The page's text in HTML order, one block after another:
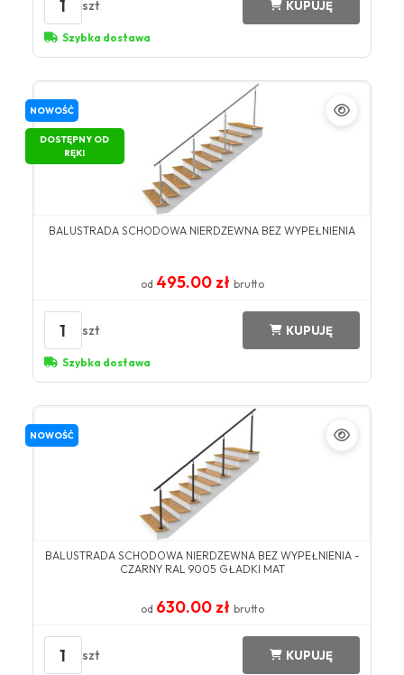
1 szt KUPUJĘ
Szybka dostawa
NOWOŚĆ
DOSTĘPNY OD
RĘKI
BALUSTRADA SCHODOWA NIERDZEWNA BEZ WYPEŁNIENIA
od 495.00 zł brutto
1 szt KUPUJĘ
Szybka dostawa
NOWOŚĆ
BALUSTRADA SCHODOWA NIERDZEWNA BEZ WYPEŁNIENIA -
CZARNY RAL 9005 GŁADKI MAT
od 630.00 zł brutto
1 szt KUPUJĘ